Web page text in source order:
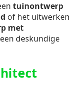
tuinontwerp
of het uitwerken
met
deskundige